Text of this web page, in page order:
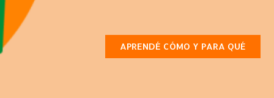
APRENDÉ CÓMO Y PARA QUÉ